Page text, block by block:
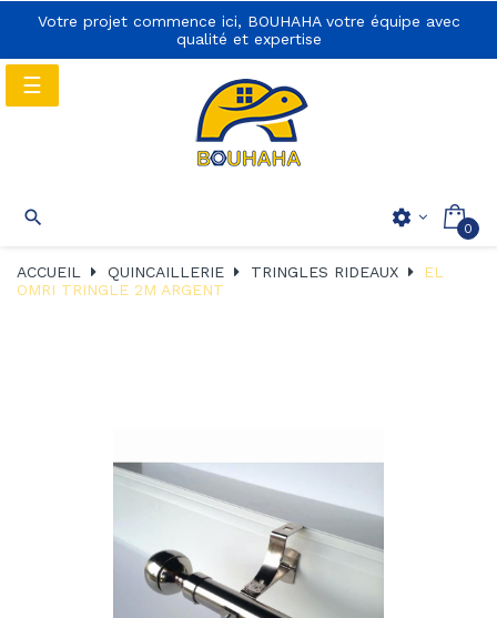
Votre projet commence ici, BOUHAHA votre équipe avec
qualité et expertise

navigation
settings 0
Basculer
la
☰
ACCUEIL QUINCAILLERIE TRINGLES RIDEAUX
EL
OMRI TRINGLE 2M ARGENT